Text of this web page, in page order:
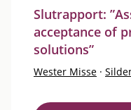
Slutrapport:
acceptance of
solutions”
Wester Misse ·